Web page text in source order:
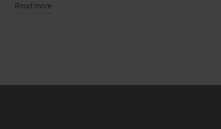
Read more